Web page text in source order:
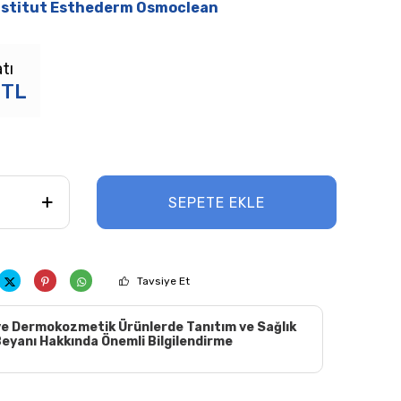
Esthederm Osmoclean
SEPETE EKLE
Tavsiye Et
Dermokozmetik Ürünlerde Tanıtım ve Sağlık
Hakkında Önemli Bilgilendirme